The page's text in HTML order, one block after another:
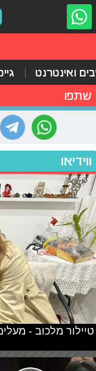
ואינטרנט
שתפו
ווידיאו
טיילור מלכוב - מעלים